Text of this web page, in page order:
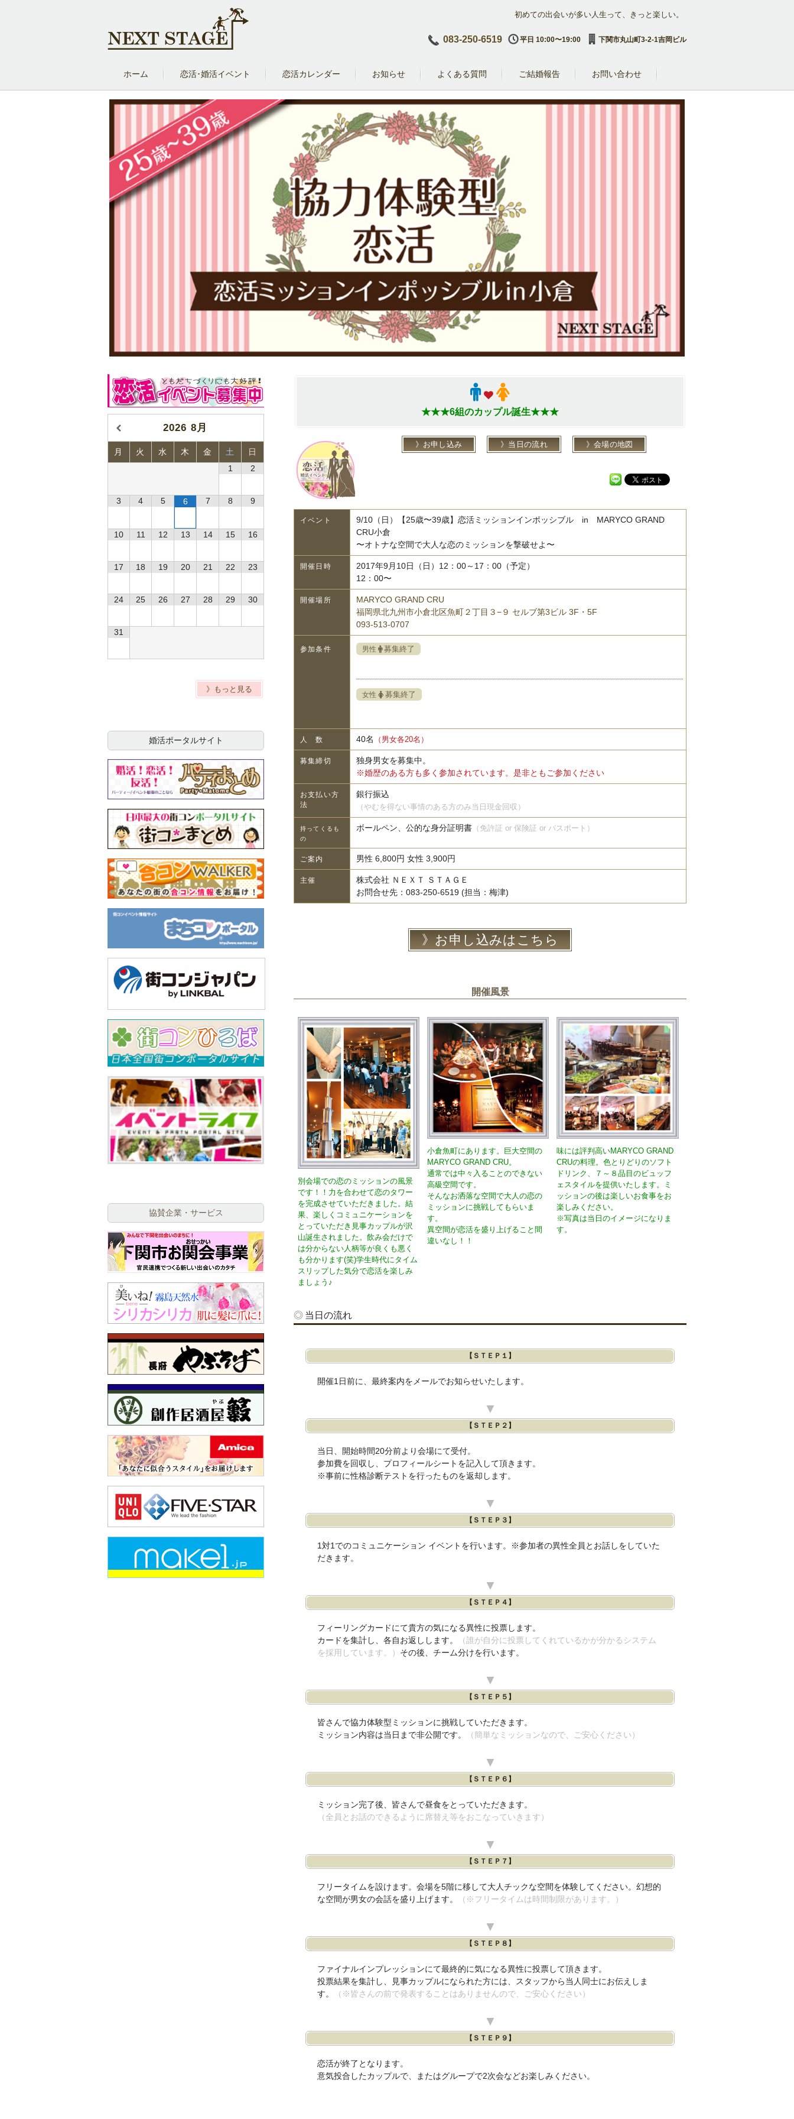
初めての出会いが多い人生って、きっと楽しい。
083-250-6519 平日 10:00〜19:00 下関市丸山町3-2-1吉岡ビル
ホーム 恋活･婚活イベント 恋活カレンダー お知らせ よくある質問 ご結婚報告 お問い合わせ
★★★6組のカップル誕生★★★
お申し込み 当日の流れ 会場の地図
イベント
9/10（日）【25歳〜39歳】恋活ミッションインポッシブル in MARYCO GRAND
CRU小倉
〜オトナな空間で大人な恋のミッションを撃破せよ〜
開催日時
2017年9月10日（日）12：00～17：00（予定）
12：00〜
開催場所
MARYCO GRAND CRU
福岡県北九州市小倉北区魚町２丁目３−９ セルブ第3ビル 3F・5F
093-513-0707
参加条件 男性 募集終了
女性 募集終了
人 数 40名 （男女各20名）
募集締切
独身男女を募集中。
※婚歴のある方も多く参加されています。是非ともご参加ください
お支払い方
法
銀行振込
（やむを得ない事情のある方のみ当日現金回収）
持ってくるも
の
ボールペン、公的な身分証明書 （免許証 or 保険証 or パスポート）
ご案内 男性 6,800円 女性 3,900円
主催
株式会社 ＮＥＸＴ ＳＴＡＧＥ
お問合せ先：083-250-6519 (担当：梅津)
お申し込みはこちら
開催風景
別会場での恋のミッションの風景
です！！力を合わせて恋のタワー
を完成させていただきました。結
果、楽しくコミュニケーションを
とっていただき見事カップルが沢
山誕生されました。飲み会だけで
は分からない人柄等が良くも悪く
も分かります(笑)学生時代にタイム
スリップした気分で恋活を楽しみ
ましょう♪
小倉魚町にあります。巨大空間の
MARYCO GRAND CRU。
通常では中々入ることのできない
高級空間です。
そんなお洒落な空間で大人の恋の
ミッションに挑戦してもらいま
す。
異空間が恋活を盛り上げること間
違いなし！！
味には評判高いMARYCO GRAND
CRUの料理。色とりどりのソフト
ドリンク、７～８品目のビュッフ
ェスタイルを提供いたします。ミ
ッションの後は楽しいお食事をお
楽しみください。
※写真は当日のイメージになりま
す。
当日の流れ
【ＳＴＥＰ１】
開催1日前に、最終案内をメールでお知らせいたします。
▼
【ＳＴＥＰ２】
当日、開始時間20分前より会場にて受付。
参加費を回収し、プロフィールシートを記入して頂きます。
※事前に性格診断テストを行ったものを返却します。
▼
【ＳＴＥＰ３】
1対1でのコミュニケーション イベントを行います。※参加者の異性全員とお話しをしていた
だきます。
▼
【ＳＴＥＰ４】
フィーリングカードにて貴方の気になる異性に投票します。
カードを集計し、各自お返しします。
（誰が自分に投票してくれているかが分かるシステム
を採用しています。） その後、チーム分けを行います。
▼
【ＳＴＥＰ５】
皆さんで協力体験型ミッションに挑戦していただきます。
ミッション内容は当日まで非公開です。
（簡単なミッションなので、ご安心ください）
▼
【ＳＴＥＰ６】
ミッション完了後、皆さんで昼食をとっていただきます。
（全員とお話のできるように席替え等をおこなっていきます）
▼
【ＳＴＥＰ７】
フリータイムを設けます。会場を5階に移して大人チックな空間を体験してください。幻想的
な空間が男女の会話を盛り上げます。
（※フリータイムは時間制限があります。）
▼
【ＳＴＥＰ８】
ファイナルインプレッションにて最終的に気になる異性に投票して頂きます。
投票結果を集計し、見事カップルになられた方には、スタッフから当人同士にお伝えしま
す。
（※皆さんの前で発表することはありませんので、ご安心ください）
▼
【ＳＴＥＰ９】
恋活が終了となります。
意気投合したカップルで、またはグループで2次会などお楽しみください。
2026 8月
月 火 水 木 金 土
日
1
2
3 4 5 6 7 8 9
10 11 12 13 14 15 16
17 18 19 20 21 22 23
24 25 26 27 28 29 30
31
》もっと見る
婚活ポータルサイト
協賛企業・サービス